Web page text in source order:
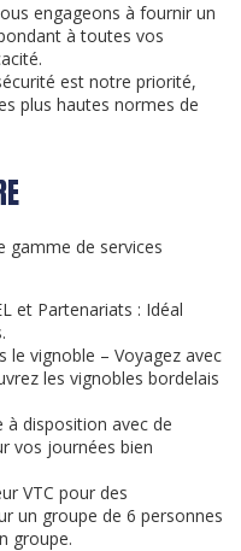
engageons à fournir un
à toutes vos
est notre priorité,
plus hautes normes de
gamme de services
et Partenariats : Idéal
le vignoble – Voyagez avec
les vignobles bordelais
à disposition avec de
vos journées bien
VTC pour des
un groupe de 6 personnes
groupe.